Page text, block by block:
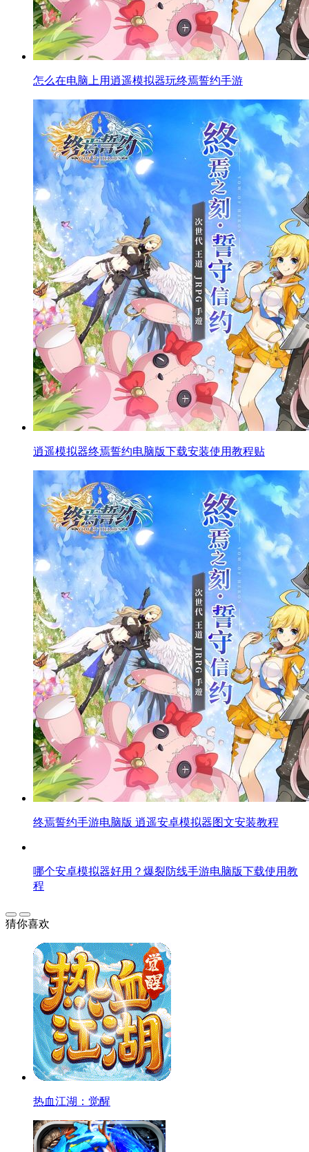
怎么在电脑上用逍遥模拟器玩终焉誓约手游
逍遥模拟器终焉誓约电脑版下载安装使用教程贴
终焉誓约手游电脑版 逍遥安卓模拟器图文安装教程
哪个安卓模拟器好用？爆裂防线手游电脑版下载使用教
程
猜你喜欢
热血江湖：觉醒